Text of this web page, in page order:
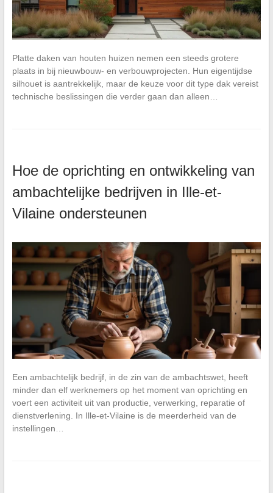
Platte daken van houten huizen nemen een steeds grotere
plaats in bij nieuwbouw- en verbouwprojecten. Hun eigentijdse
silhouet is aantrekkelijk, maar de keuze voor dit type dak vereist
technische beslissingen die verder gaan dan alleen…
Hoe de oprichting en ontwikkeling van
ambachtelijke bedrijven in Ille-et-
Vilaine ondersteunen
Een ambachtelijk bedrijf, in de zin van de ambachtswet, heeft
minder dan elf werknemers op het moment van oprichting en
voert een activiteit uit van productie, verwerking, reparatie of
dienstverlening. In Ille-et-Vilaine is de meerderheid van de
instellingen…